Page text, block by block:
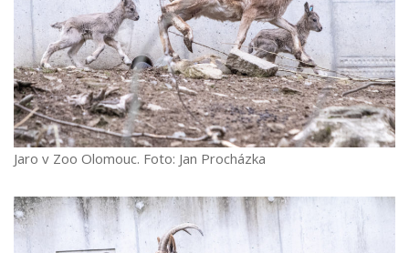
Jaro v Zoo Olomouc. Foto: Jan Procházka